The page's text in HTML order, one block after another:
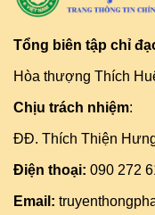
Tổng biên tập chỉ
Hòa thượng Thích
Chịu trách nhiệm:
ĐĐ. Thích Thiện
Điện thoại: 090 272
Email: